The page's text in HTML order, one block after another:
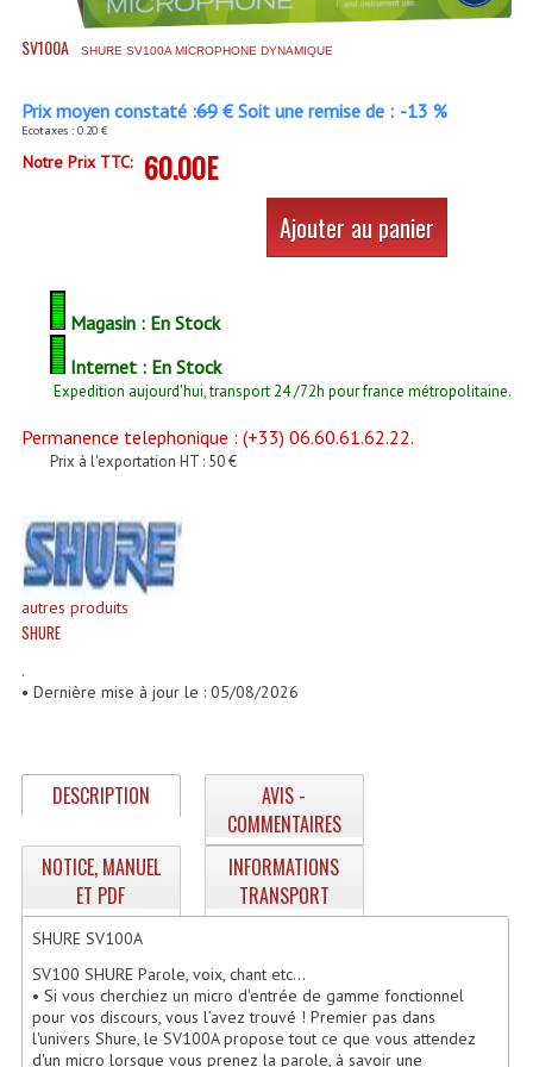
Accessoires Enceintes
Accessoires Micro, Pieds De Régie
Cellule (s)
Selecteurs Audio Vidéo
Casques Stéréo
Compresseurs , Limiteurs , Noise Gate
Enceintes Et Caissons Basses
Enceintes, Système Amplifiés
Retours De Scène
Caisson De Basse Amplifié
Caissons De Basses
Enceintes (Ecoutes De Studio)
Enceintes Autonomes Portables Amplifiées
SV100A SHURE SV100A MICROPHONE DYNAMIQUE
Prix moyen constaté :69€ Soit une remise de : -13 %
Ecotaxes : 0.20 €
Notre Prix TTC: 60.00E
Ajouter au panier
Magasin : En Stock
Internet : En Stock
Expedition aujourd'hui, transport 24 /72h pour france métropolitaine.
Permanence telephonique : (+33) 06.60.61.62.22.
Prix à l'exportation HT : 50 €
autres produits
SHURE
.
• Dernière mise à jour le : 05/08/2026
DESCRIPTION
AVIS -
COMMENTAIRES
NOTICE, MANUEL
ET PDF
INFORMATIONS
TRANSPORT
SHURE SV100A
SV100 SHURE Parole, voix, chant etc...
• Si vous cherchiez un micro d'entrée de gamme fonctionnel
pour vos discours, vous l’avez trouvé ! Premier pas dans
l'univers Shure, le SV100A propose tout ce que vous attendez
d'un micro lorsque vous prenez la parole, à savoir une